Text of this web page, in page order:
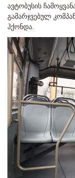
ავტობუსის
გამარჯვებულ
ჰქონდა.